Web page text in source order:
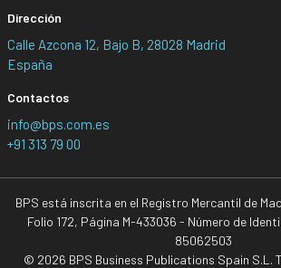
Dirección
Calle Azcona 12, Bajo B, 28028 Madrid
España
Contactos
info@bps.com.es
+91 313 79 00
BPS está inscrita en el Registro Mercantil de
Folio 172, Página M-433036 - Número de
85062503
© 2026 BPS Business Publications Spain S.L.